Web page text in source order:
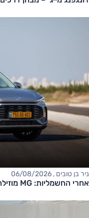
ניר בן טובים , 06/08/2026
אחרי החשמליות: MG מוזילה גם את ההיברידיות